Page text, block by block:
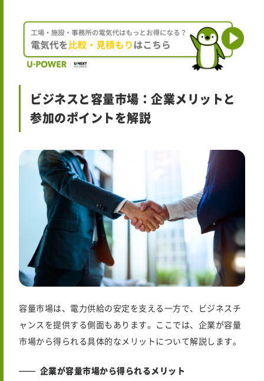
ビジネスと容量市場：企業メリットと
参加のポイントを解説
容量市場は、電力供給の安定を支える一方で、ビジネスチ
ャンスを提供する側面もあります。ここでは、企業が容量
市場から得られる具体的なメリットについて解説します。
企業が容量市場から得られるメリット